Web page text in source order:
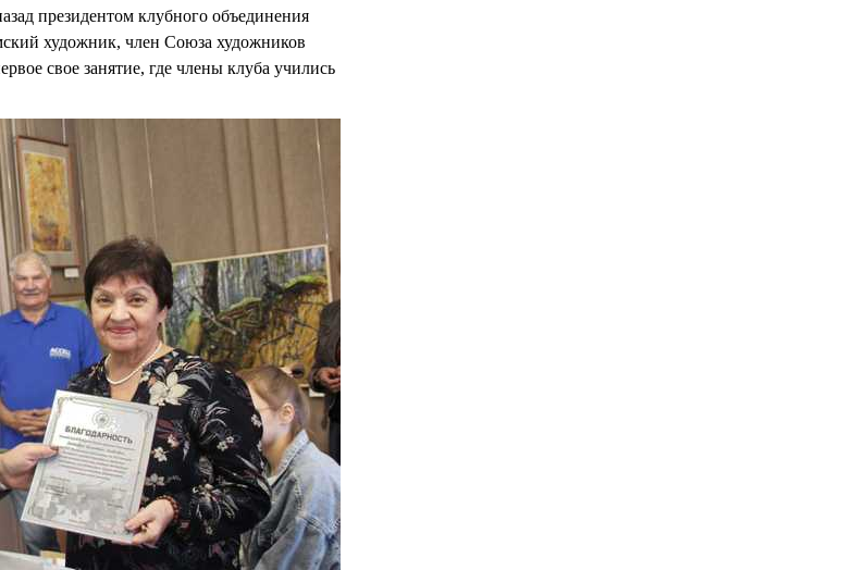
президентом клубного объединения
художник, член Союза художников
свое занятие, где члены клуба учились